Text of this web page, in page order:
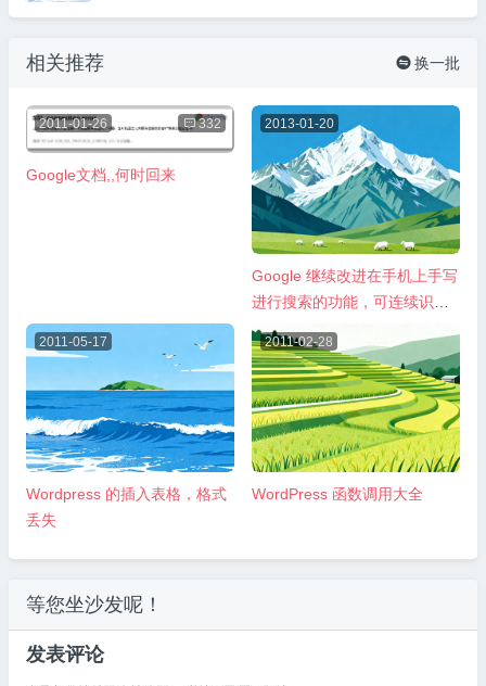
相关推荐  换一批
2011-01-26  332
Google文档,,何时回来
2013-01-20
Google 继续改进在手机上手写
进行搜索的功能，可连续识别
多个中文文字
2011-05-17
Wordpress 的插入表格，格式
丢失
2011-02-28
WordPress 函数调用大全
等您坐沙发呢！
发表评论